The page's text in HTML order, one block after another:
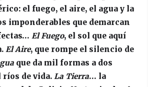
el fuego, el aire, el agua y la
imponderables que demarcan
El Fuego, el sol que aquí
El Aire, que rompe el silencio de
que da mil formas a dos
ríos de vida. La Tierra… la